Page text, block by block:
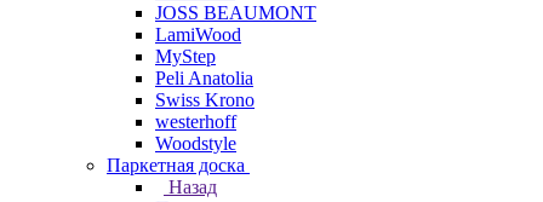
JOSS BEAUMONT
LamiWood
MyStep
Peli Anatolia
Swiss Krono
westerhoff
Woodstyle
Паркетная доска
Назад